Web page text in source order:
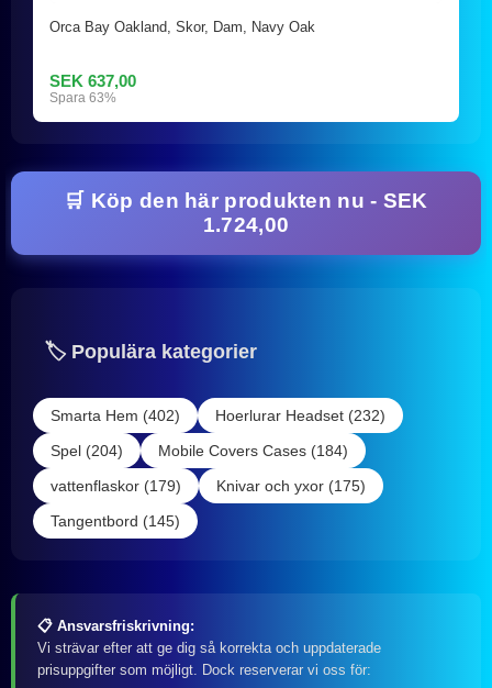
Orca Bay Oakland, Skor, Dam, Navy Oak
SEK 637,00
Spara 63%
🛒 Köp den här produkten nu - SEK
1.724,00
🏷️ Populära kategorier
Smarta Hem (402)
Hoerlurar Headset (232)
Spel (204)
Mobile Covers Cases (184)
vattenflaskor (179)
Knivar och yxor (175)
Tangentbord (145)
📋 Ansvarsfriskrivning:
Vi strävar efter att ge dig så korrekta och uppdaterade
prisuppgifter som möjligt. Dock reserverar vi oss för: